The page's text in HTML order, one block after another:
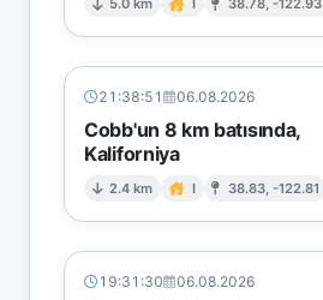
5.0 km I 38.78, -122.93
21:38:51 06.08.2026
Cobb'un 8 km batısında,
Kaliforniya
2.4 km I 38.83, -122.81
19:31:30 06.08.2026